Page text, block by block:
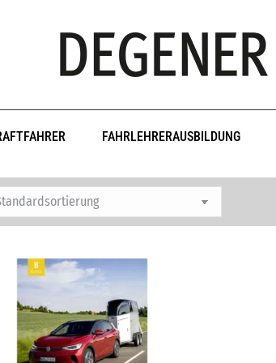
FAHRLEHRERAUSBILDUNG